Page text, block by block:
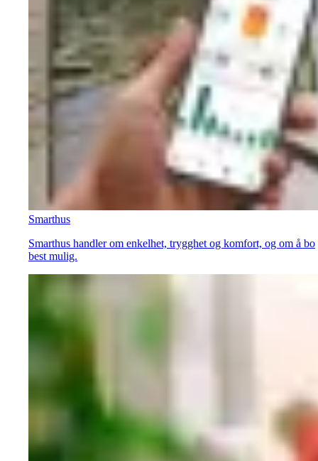
Smarthus
Smarthus handler om enkelhet, trygghet og komfort, og om å bo
best mulig.